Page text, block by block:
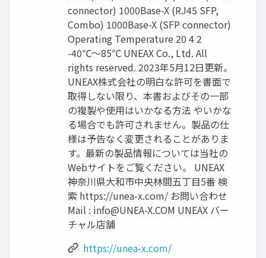
connector) 1000Base-X (RJ45 SFP,
Combo) 1000Base-X (SFP connector)
Operating Temperature 20 4 2
-40℃〜85℃ UNEAX Co., Ltd. All
rights reserved. 2023年5月12日更新。
UNEAX株式会社の明白な許可を書面で
取得しない限り、本書およびその一部
の複製や使用はいかなる方法 やいかな
る場合でも許可されません。製品の仕
様は予告なく変更されることがありま
す。最新の製品情報については当社の
Webサイトをご覧ください。 UNEAX
神奈川県大和市中央林間五丁目5番 検
索 https://unea-x.com/ お問い合わせ
Mail : info@UNEA-X.COM UNEAX バー
チャル店舗
https://unea-x.com/